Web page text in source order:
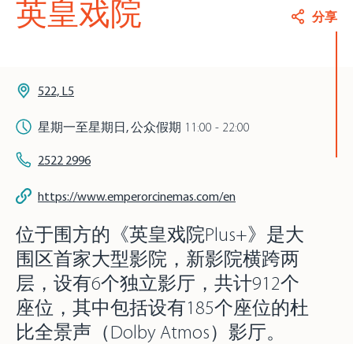
英皇戏院 分享
522, L5
星期一至星期日, 公众假期 11:00 - 22:00
2522 2996
https://www.emperorcinemas.com/en
位于围方的《英皇戏院Plus+》是大
围区首家大型影院，新影院横跨两
层，设有6个独立影厅，共计912个
座位，其中包括设有185个座位的杜
比全景声（Dolby Atmos）影厅。